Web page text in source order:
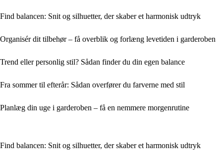
Find balancen: Snit og silhuetter, der skaber et harmonisk udtryk
Organisér dit tilbehør – få overblik og forlæng levetiden i garderoben
Trend eller personlig stil? Sådan finder du din egen balance
Fra sommer til efterår: Sådan overfører du farverne med stil
Planlæg din uge i garderoben – få en nemmere morgenrutine
Find balancen: Snit og silhuetter, der skaber et harmonisk udtryk